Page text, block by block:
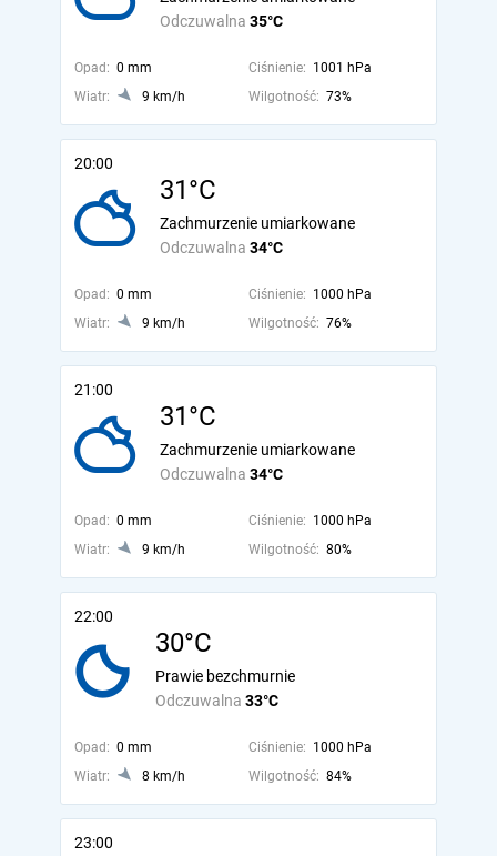
Odczuwalna 35°C
Opad: 0 mm Ciśnienie: 1001 hPa
Wiatr:
9 km/h Wilgotność: 73%
20:00
31°C
Odczuwalna 34°C
Zachmurzenie umiarkowane
Opad: 0 mm Ciśnienie: 1000 hPa
Wiatr:
9 km/h Wilgotność: 76%
21:00
31°C
Odczuwalna 34°C
Zachmurzenie umiarkowane
Opad: 0 mm Ciśnienie: 1000 hPa
Wiatr:
9 km/h Wilgotność: 80%
22:00
30°C
Odczuwalna 33°C
Prawie bezchmurnie
Opad: 0 mm Ciśnienie: 1000 hPa
Wiatr:
8 km/h Wilgotność: 84%
23:00